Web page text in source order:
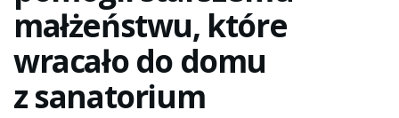
małżeństwu, które
wracało do domu
z sanatorium